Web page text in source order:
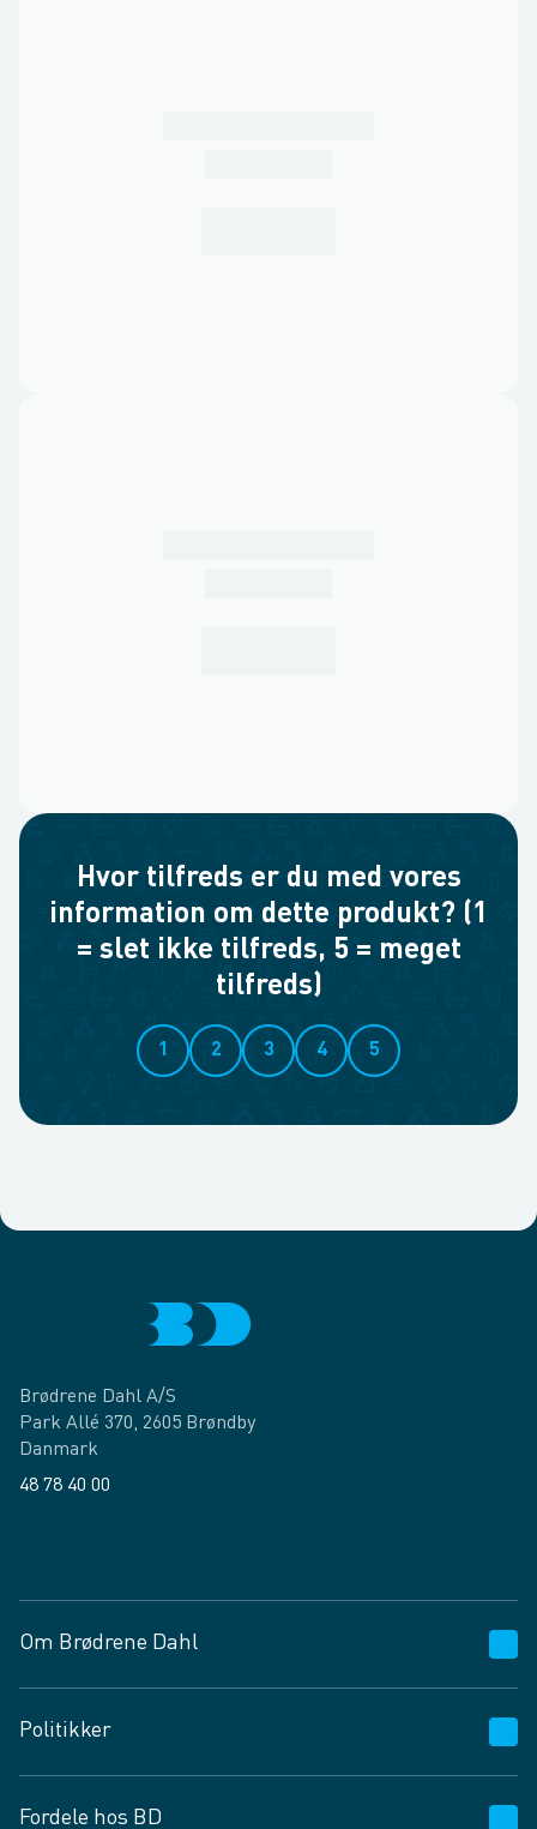
Hvor tilfreds er du med vores
information om dette produkt? (1
= slet ikke tilfreds, 5 = meget
tilfreds)
1 2 3 4 5
Brødrene Dahl A/S
Park Allé 370, 2605 Brøndby
Danmark
48 78 40 00
Om Brødrene Dahl
Vagttelefon 30 10 89 89
Spørgsmål og svar
Job og karriere
Politikker
Fordele hos BD